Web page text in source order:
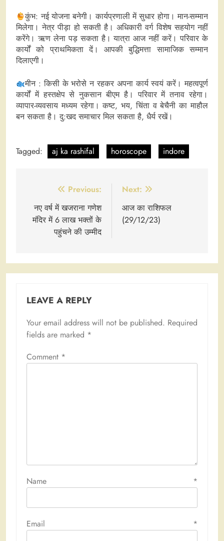
कुंभ: नई योजना बनेगी। कार्यप्रणाली में सुधार होगा। मान-सम्मान
मिलेगा। नेत्र पीड़ा हो सकती है। अधिकारी वर्ग विशेष सहयोग नहीं
करेंगे। ऋण लेना पड़ सकता है। यात्रा आज नहीं करें। परिवार के
कार्यों को प्राथमिकता दें। आपकी बुद्धिमत्ता सामाजिक सम्मान
दिलाएगी।
मीन : किसी के भरोसे न रहकर अपना कार्य स्वयं करें। महत्वपूर्ण
कार्यों में हस्तक्षेप से नुकसान बीएम है। परिवार में तनाव रहेगा।
व्यापार-व्यवसाय मध्यम रहेगा। कष्ट, भय, चिंता व बेचैनी का माहौल
बन सकता है। दु:खद समाचार मिल सकता है, धैर्य रखें।
Tagged: aj ka rashifal horoscope indore
navigation
Previous:
नए वर्ष में खजराना गणेश
मंदिर में 6 लाख भक्तों के
पहुंचने की उम्मीद
Next:
आज का राशिफल
(29/12/23)
LEAVE A REPLY
Your email address will not be published. Required
fields are marked *
Comment *
Name *
Email *